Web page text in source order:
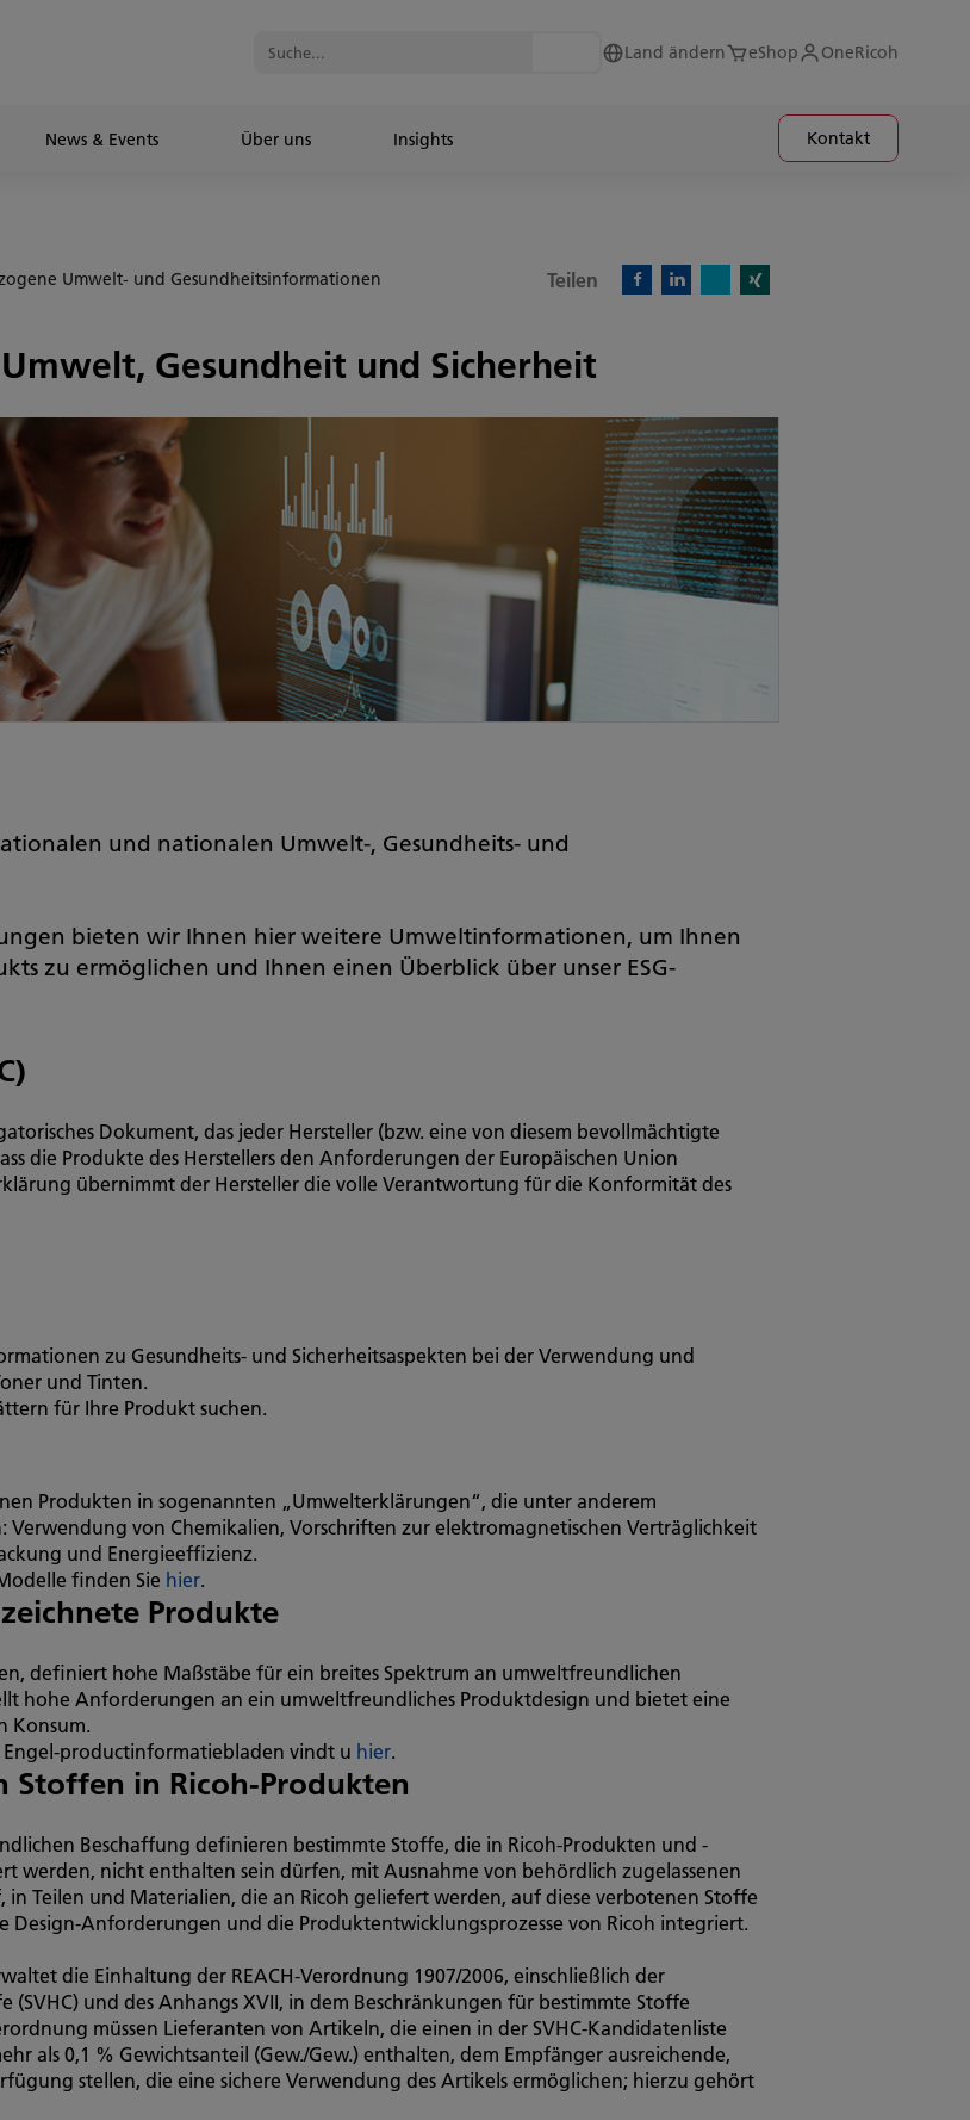
Land ändern eShop OneRicoh
News & Events Über uns Insights Kontakt
Umwelt- und Gesundheitsinformationen Teilen
Gesundheit und Sicherheit
und nationalen Umwelt-, Gesundheits- und
bieten wir Ihnen hier weitere Umweltinformationen, um Ihnen
zu ermöglichen und Ihnen einen Überblick über unser ESG-
Dokument, das jeder Hersteller (bzw. eine von diesem bevollmächtigte
die Produkte des Herstellers den Anforderungen der Europäischen Union
übernimmt der Hersteller die volle Verantwortung für die Konformität des
zu Gesundheits- und Sicherheitsaspekten bei der Verwendung und
und Tinten.
für Ihre Produkt suchen.
Produkten in sogenannten „Umwelterklärungen“, die unter anderem
von Chemikalien, Vorschriften zur elektromagnetischen Verträglichkeit
und Energieeffizienz.
finden Sie hier.
Produkte
definiert hohe Maßstäbe für ein breites Spektrum an umweltfreundlichen
hohe Anforderungen an ein umweltfreundliches Produktdesign und bietet eine
Konsum.
productinformatiebladen vindt u hier.
in Ricoh-Produkten
Beschaffung definieren bestimmte Stoffe, die in Ricoh-Produkten und -
werden, nicht enthalten sein dürfen, mit Ausnahme von behördlich zugelassenen
Teilen und Materialien, die an Ricoh geliefert werden, auf diese verbotenen Stoffe
Design-Anforderungen und die Produktentwicklungsprozesse von Ricoh integriert.
die Einhaltung der REACH-Verordnung 1907/2006, einschließlich der
und des Anhangs XVII, in dem Beschränkungen für bestimmte Stoffe
müssen Lieferanten von Artikeln, die einen in der SVHC-Kandidatenliste
als 0,1 % Gewichtsanteil (Gew./Gew.) enthalten, dem Empfänger ausreichende,
stellen, die eine sichere Verwendung des Artikels ermöglichen; hierzu gehört